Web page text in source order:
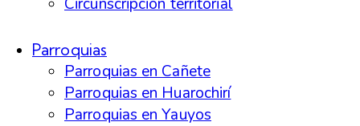
Parroquias
Parroquias en Cañete
Parroquias en Huarochirí
Parroquias en Yauyos